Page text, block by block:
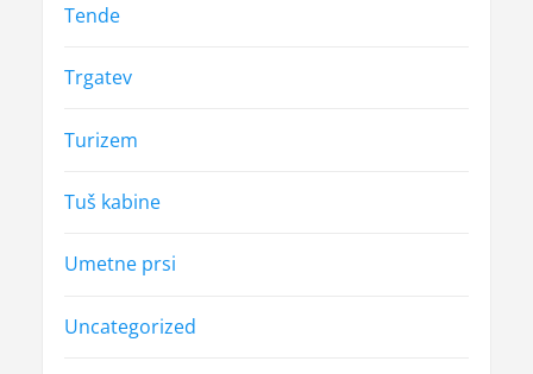
Tende
Trgatev
Turizem
Tuš kabine
Umetne prsi
Uncategorized